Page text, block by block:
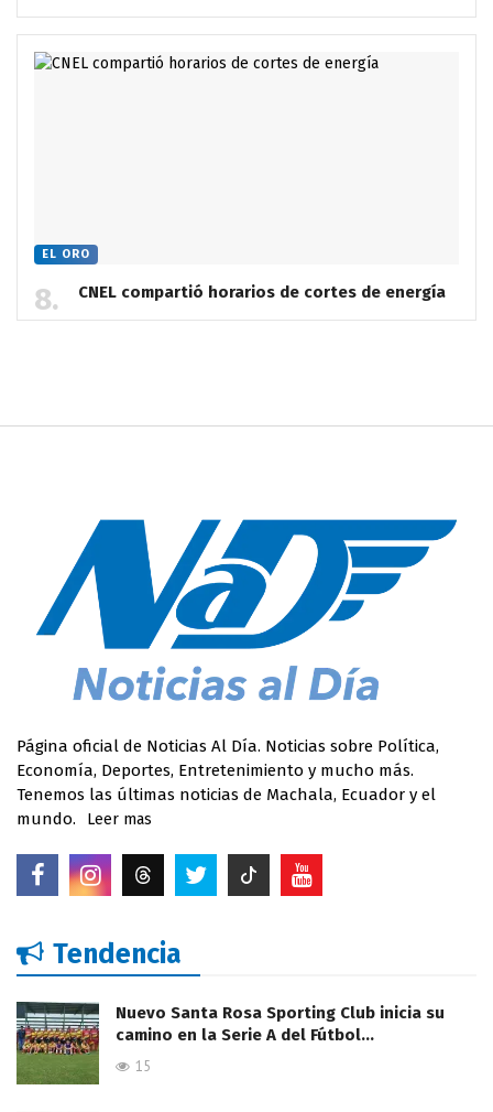
EL ORO
CNEL compartió horarios de cortes de energía
Página oficial de Noticias Al Día. Noticias sobre Política,
Economía, Deportes, Entretenimiento y mucho más.
Tenemos las últimas noticias de Machala, Ecuador y el
mundo.
Leer mas
Tendencia
Nuevo Santa Rosa Sporting Club inicia su
camino en la Serie A del Fútbol…
15